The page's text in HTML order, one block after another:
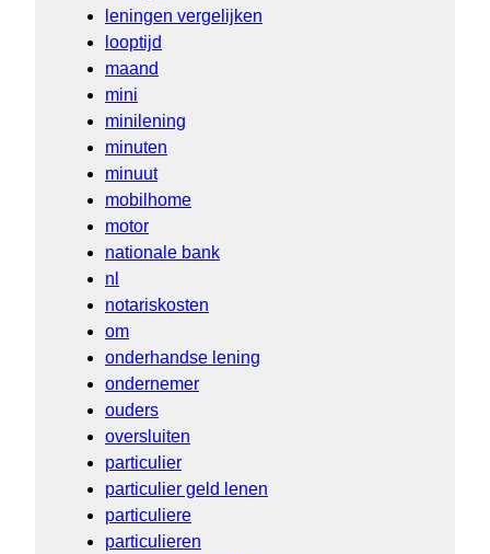
leningen vergelijken
looptijd
maand
mini
minilening
minuten
minuut
mobilhome
motor
nationale bank
nl
notariskosten
om
onderhandse lening
ondernemer
ouders
oversluiten
particulier
particulier geld lenen
particuliere
particulieren